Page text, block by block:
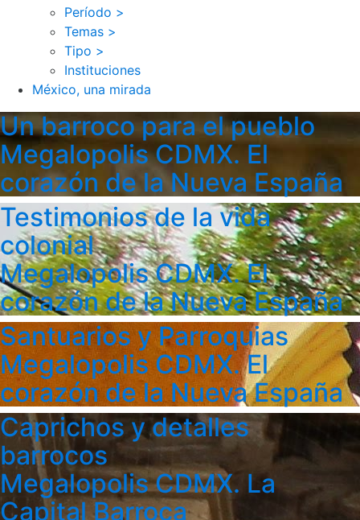
Período >
Temas >
Tipo >
Instituciones
México, una mirada
Un barroco para el pueblo
Megalopolis CDMX. El
corazón de la Nueva España
Testimonios de la vida
colonial
Megalopolis CDMX. El
corazón de la Nueva España
Santuarios y Parroquias
Megalopolis CDMX. El
corazón de la Nueva España
Caprichos y detalles
barrocos
Megalopolis CDMX. La
Capital Barroca